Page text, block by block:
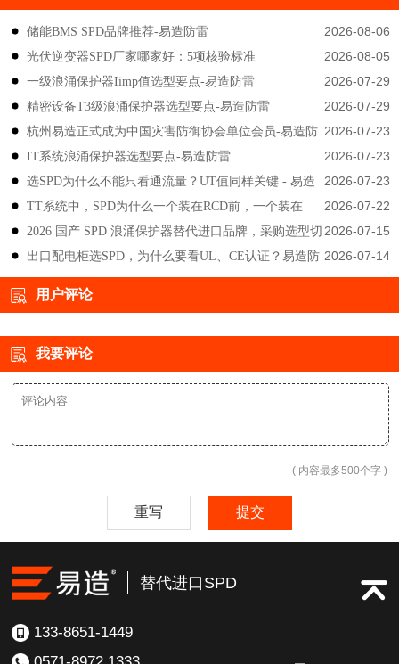
2026-08-06
储能BMS SPD品牌推荐-易造防雷
2026-08-05
光伏逆变器SPD厂家哪家好：5项核验标准
2026-07-29
一级浪涌保护器Iimp值选型要点-易造防雷
2026-07-29
精密设备T3级浪涌保护器选型要点-易造防雷
2026-07-23
杭州易造正式成为中国灾害防御协会单位会员-易造防
雷
2026-07-23
IT系统浪涌保护器选型要点-易造防雷
2026-07-23
选SPD为什么不能只看通流量？UT值同样关键 - 易造
防雷
2026-07-22
TT系统中，SPD为什么一个装在RCD前，一个装在
后？-易造防雷
2026-07-15
2026 国产 SPD 浪涌保护器替代进口品牌，采购选型切
勿只对比价格-易造防雷
2026-07-14
出口配电柜选SPD，为什么要看UL、CE认证？易造防
用户评论
我要评论
( 内容最多500个字 )
重写 提交
替代进口SPD
133-8651-1449